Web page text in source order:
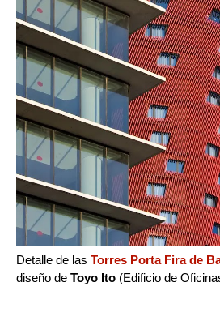
Detalle de las Torres Porta Fira de
diseño de Toyo Ito (Edificio de